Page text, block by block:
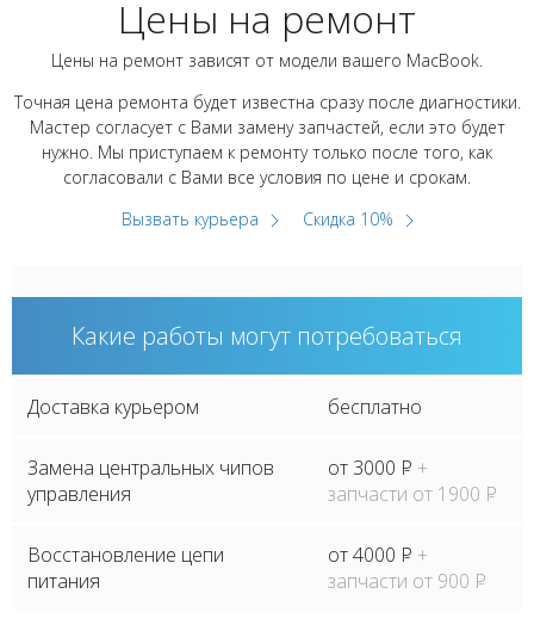
Цены на ремонт
Цены на ремонт зависят от модели вашего MacBook.
Точная цена ремонта будет известна сразу после диагностики.
Мастер согласует с Вами замену запчастей, если это будет
нужно. Мы приступаем к ремонту только после того, как
согласовали с Вами все условия по цене и срокам.
Вызвать курьера
Скидка 10%
Какие работы могут потребоваться
Доставка курьером бесплатно
Замена центральных чипов
управления
от 3000 P +
запчасти от 1900 P
Восстановление цепи
питания
от 4000 P +
запчасти от 900 P